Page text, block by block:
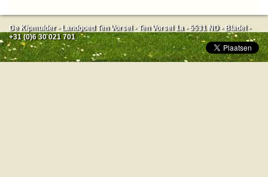
De Kipmulder - Landgoed Ten Vorsel - Ten Vorsel 1a - 5531 ND - Bladel -
+31 (0)6 30 021 701